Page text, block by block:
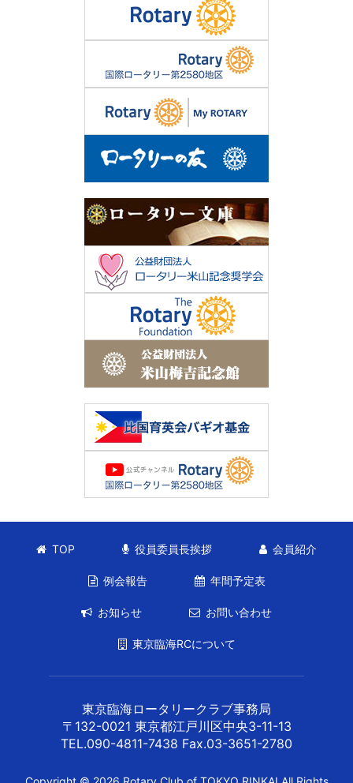
TOP 役員委員長挨拶 会員紹介
例会報告 年間予定表
お知らせ お問い合わせ
東京臨海RCについて
東京臨海ロータリークラブ事務局
〒132-0021 東京都江戸川区中央3-11-13
TEL.090-4811-7438 Fax.03-3651-2780